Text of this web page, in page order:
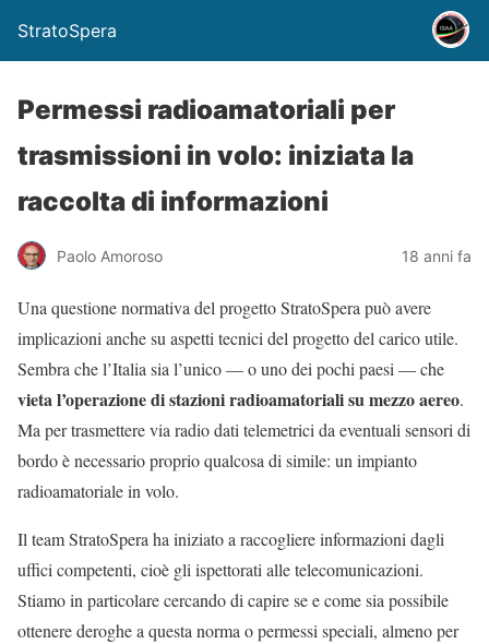
StratoSpera
Permessi radioamatoriali per
trasmissioni in volo: iniziata la
raccolta di informazioni
Paolo Amoroso 18 anni fa
Una questione normativa del progetto StratoSpera può avere
implicazioni anche su aspetti tecnici del progetto del carico utile.
Sembra che l’Italia sia l’unico — o uno dei pochi paesi — che
vieta l’operazione di stazioni radioamatoriali su mezzo aereo.
Ma per trasmettere via radio dati telemetrici da eventuali sensori di
bordo è necessario proprio qualcosa di simile: un impianto
radioamatoriale in volo.
Il team StratoSpera ha iniziato a raccogliere informazioni dagli
uffici competenti, cioè gli ispettorati alle telecomunicazioni.
Stiamo in particolare cercando di capire se e come sia possibile
ottenere deroghe a questa norma o permessi speciali, almeno per